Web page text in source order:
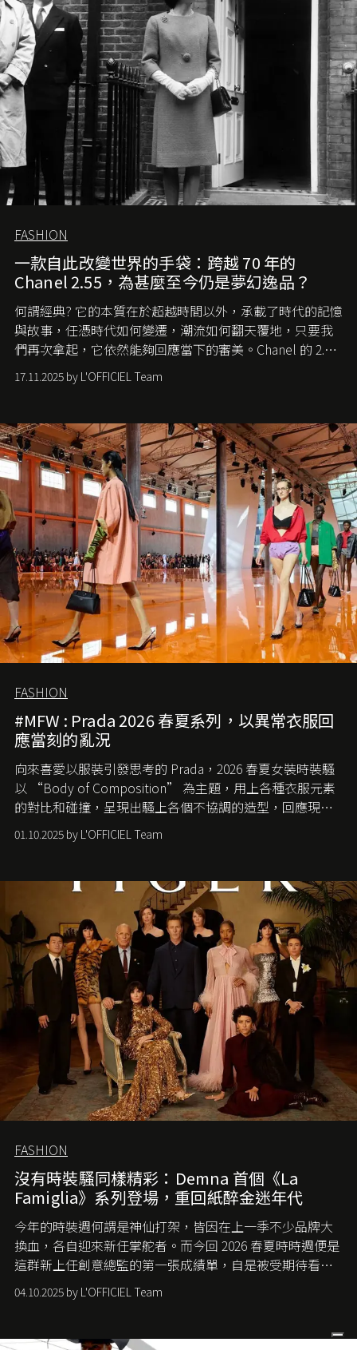
FASHION
一款自此改變世界的手袋：跨越 70 年的
Chanel 2.55，為甚麼至今仍是夢幻逸品？
何謂經典? 它的本質在於超越時間以外，承載了時代的記憶
與故事，任憑時代如何變遷，潮流如何翻天覆地，只要我
們再次拿起，它依然能夠回應當下的審美。Chanel 的 2.55
手袋更是這樣存在，自問世至今，一直有着舉足輕重的地
位。如果說每個女生的第一個夢想手袋是 Chanel，那 2.55
愛它的雋永與優雅。那麼這個手袋是怎麼誕生的呢？又為
甚麼取名叫 2.55 ？今天就由《L'Officiel HK》帶你穿越流金
歲月，回顧 2.55 的誕生故事。
17.11.2025 by L'OFFICIEL Team
FASHION
#MFW : Prada 2026 春夏系列，以異常衣服回
應當刻的亂況
向來喜愛以服裝引發思考的 Prada，2026 春夏女裝時裝騷
以 “Body of Composition” 為主題，用上各種衣服元素
的對比和碰撞，呈現出騷上各個不協調的造型，回應現今
社會各種資訊、文化超載的現象。
01.10.2025 by L'OFFICIEL Team
FASHION
沒有時裝騷同樣精彩：Demna 首個《La
Famiglia》系列登場，重回紙醉金迷年代
今年的時裝週何謂是神仙打架，皆因在上一季不少品牌大
換血，各自迎來新任掌舵者。而今回 2026 春夏時時週便是
這群新上任創意總監的第一張成績單，自是被受期待看他
們如何各顯神通。意大利老牌 Gucci 在過去幾個季度業績
難已救回，開雲集團任命成功曾翻轉 Balenciaga 的愛將
團市值一日蒸發 30 億美元，大眾擔心走得太前的 Demna
04.10.2025 by L'OFFICIEL Team